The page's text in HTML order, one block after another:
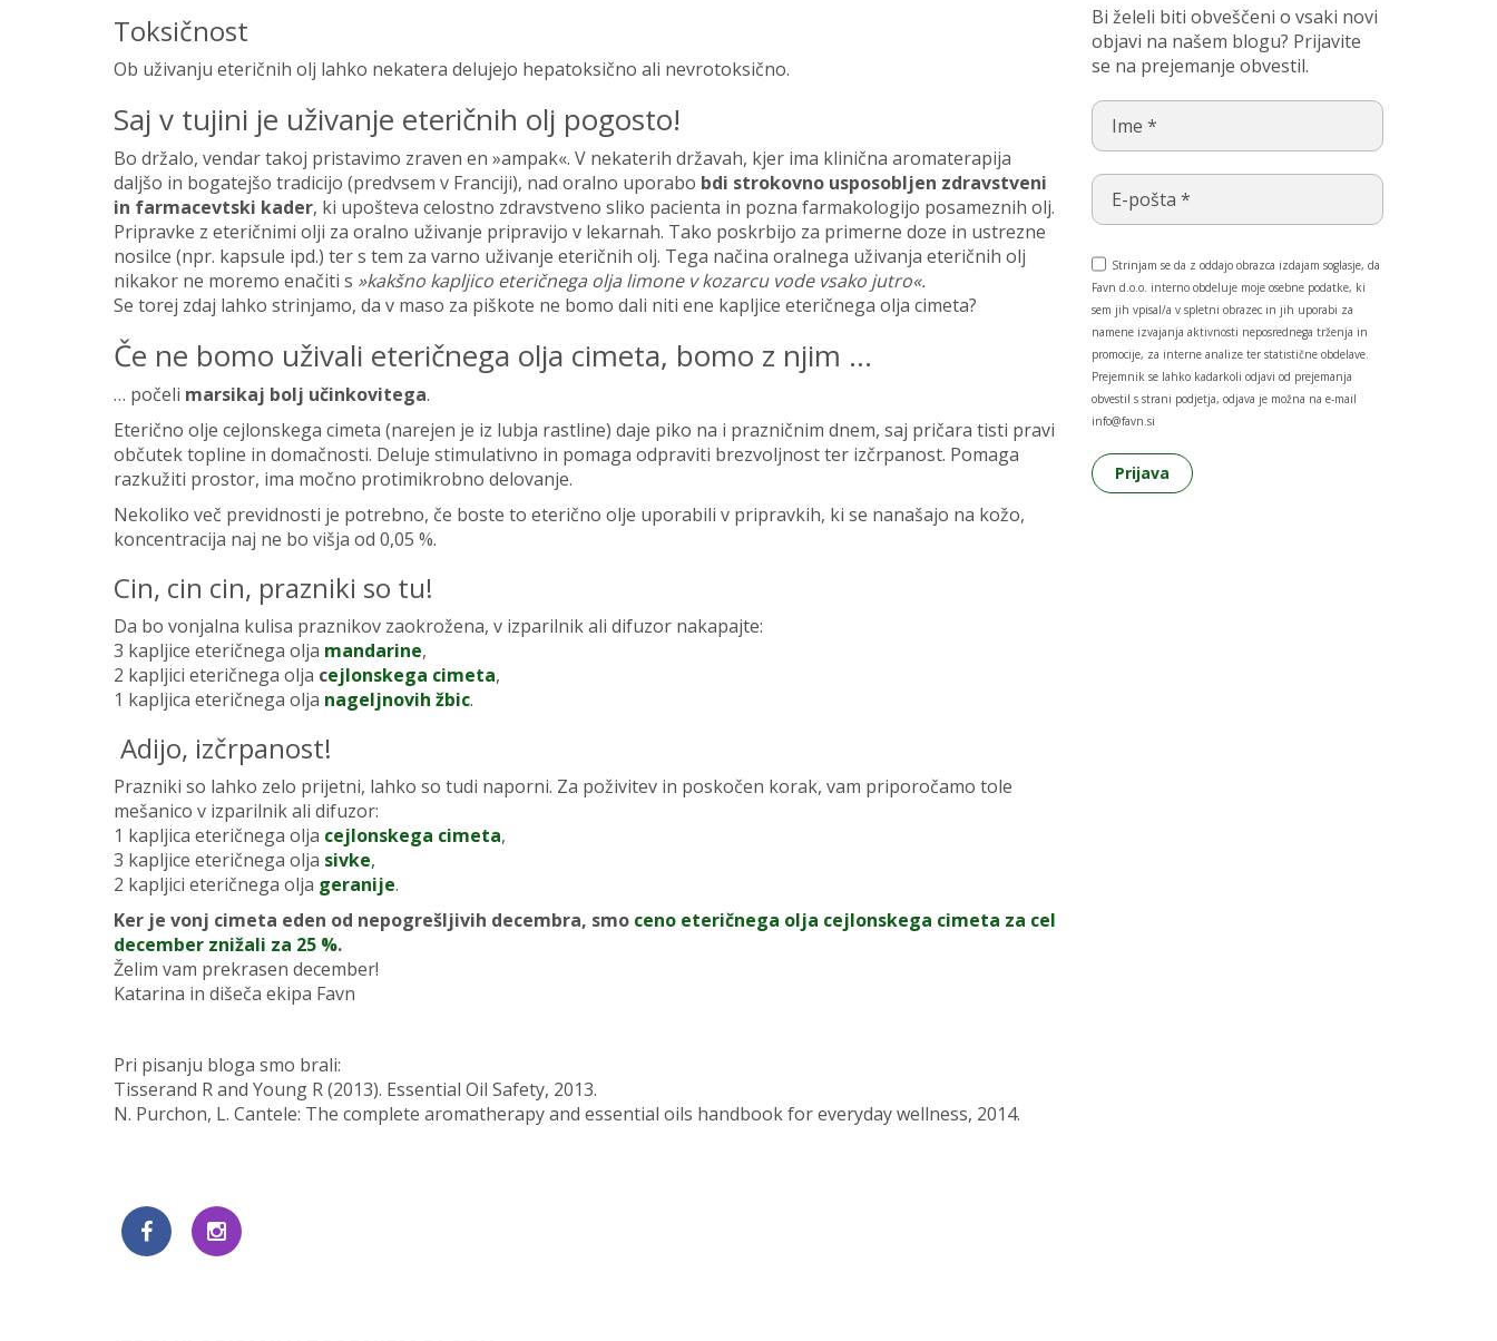
Toksičnost
Ob uživanju eteričnih olj lahko nekatera delujejo hepatoksično ali nevrotoksično.
Saj v tujini je uživanje eteričnih olj pogosto!
Bo držalo, vendar takoj pristavimo zraven en »ampak«. V nekaterih državah, kjer ima klinična aromaterapija
daljšo in bogatejšo tradicijo (predvsem v Franciji), nad oralno uporabo bdi strokovno usposobljen zdravstveni
in farmacevtski kader, ki upošteva celostno zdravstveno sliko pacienta in pozna farmakologijo posameznih olj.
Pripravke z eteričnimi olji za oralno uživanje pripravijo v lekarnah. Tako poskrbijo za primerne doze in ustrezne
nosilce (npr. kapsule ipd.) ter s tem za varno uživanje eteričnih olj. Tega načina oralnega uživanja eteričnih olj
nikakor ne moremo enačiti s »kakšno kapljico eteričnega olja limone v kozarcu vode vsako jutro«.
Se torej zdaj lahko strinjamo, da v maso za piškote ne bomo dali niti ene kapljice eteričnega olja cimeta?
Če ne bomo uživali eteričnega olja cimeta, bomo z njim …
… počeli marsikaj bolj učinkovitega.
Eterično olje cejlonskega cimeta (narejen je iz lubja rastline) daje piko na i prazničnim dnem, saj pričara tisti pravi
občutek topline in domačnosti. Deluje stimulativno in pomaga odpraviti brezvoljnost ter izčrpanost. Pomaga
razkužiti prostor, ima močno protimikrobno delovanje.
Nekoliko več previdnosti je potrebno, če boste to eterično olje uporabili v pripravkih, ki se nanašajo na kožo,
koncentracija naj ne bo višja od 0,05 %.
Cin, cin cin, prazniki so tu!
Da bo vonjalna kulisa praznikov zaokrožena, v izparilnik ali difuzor nakapajte:
3 kapljice eteričnega olja mandarine,
2 kapljici eteričnega olja cejlonskega cimeta,
1 kapljica eteričnega olja nageljnovih žbic.
Adijo, izčrpanost!
Prazniki so lahko zelo prijetni, lahko so tudi naporni. Za poživitev in poskočen korak, vam priporočamo tole
mešanico v izparilnik ali difuzor:
1 kapljica eteričnega olja cejlonskega cimeta,
3 kapljice eteričnega olja sivke,
2 kapljici eteričnega olja geranije.
Ker je vonj cimeta eden od nepogrešljivih decembra, smo ceno eteričnega olja cejlonskega cimeta za cel
december znižali za 25 %.
Želim vam prekrasen december!
Katarina in dišeča ekipa Favn
Pri pisanju bloga smo brali:
Tisserand R and Young R (2013). Essential Oil Safety, 2013.
N. Purchon, L. Cantele: The complete aromatherapy and essential oils handbook for everyday wellness, 2014.
Bi želeli biti obveščeni o vsaki novi
objavi na našem blogu? Prijavite
se na prejemanje obvestil.
Strinjam se da z oddajo obrazca izdajam soglasje, da
Favn d.o.o. interno obdeluje moje osebne podatke, ki
sem jih vpisal/a v spletni obrazec in jih uporabi za
namene izvajanja aktivnosti neposrednega trženja in
promocije, za interne analize ter statistične obdelave.
Prejemnik se lahko kadarkoli odjavi od prejemanja
obvestil s strani podjetja, odjava je možna na e-mail
info@favn.si